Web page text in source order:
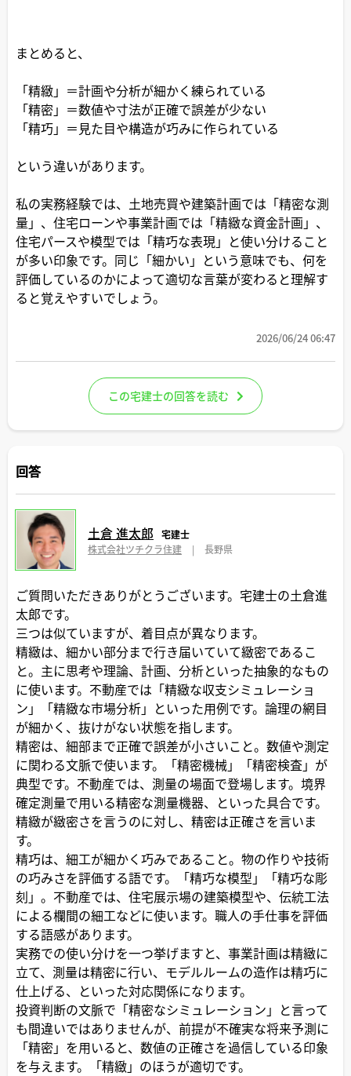
まとめると、
「精緻」＝計画や分析が細かく練られている
「精密」＝数値や寸法が正確で誤差が少ない
「精巧」＝見た目や構造が巧みに作られている
という違いがあります。
私の実務経験では、土地売買や建築計画では「精密な測
量」、住宅ローンや事業計画では「精緻な資金計画」、
住宅パースや模型では「精巧な表現」と使い分けること
が多い印象です。同じ「細かい」という意味でも、何を
評価しているのかによって適切な言葉が変わると理解す
ると覚えやすいでしょう。
2026/06/24 06:47
この宅建士の回答を読む
回答
土倉 進太郎 宅建士
株式会社ツチクラ住建
| 長野県
ご質問いただきありがとうございます。宅建士の土倉進
太郎です。
三つは似ていますが、着目点が異なります。
精緻は、細かい部分まで行き届いていて緻密であるこ
と。主に思考や理論、計画、分析といった抽象的なもの
に使います。不動産では「精緻な収支シミュレーショ
ン」「精緻な市場分析」といった用例です。論理の網目
が細かく、抜けがない状態を指します。
精密は、細部まで正確で誤差が小さいこと。数値や測定
に関わる文脈で使います。「精密機械」「精密検査」が
典型です。不動産では、測量の場面で登場します。境界
確定測量で用いる精密な測量機器、といった具合です。
精緻が緻密さを言うのに対し、精密は正確さを言いま
す。
精巧は、細工が細かく巧みであること。物の作りや技術
の巧みさを評価する語です。「精巧な模型」「精巧な彫
刻」。不動産では、住宅展示場の建築模型や、伝統工法
による欄間の細工などに使います。職人の手仕事を評価
する語感があります。
実務での使い分けを一つ挙げますと、事業計画は精緻に
立て、測量は精密に行い、モデルルームの造作は精巧に
仕上げる、といった対応関係になります。
投資判断の文脈で「精密なシミュレーション」と言って
も間違いではありませんが、前提が不確実な将来予測に
「精密」を用いると、数値の正確さを過信している印象
を与えます。「精緻」のほうが適切です。